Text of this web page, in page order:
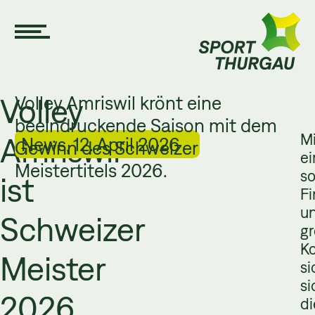
Volley
Amriswil
ist
Schweizer
Meister
News, 12. April 2026
Volley Amriswil krönt eine
beeindruckende Saison mit dem
Gewinn des Schweizer
Meistertitels 2026.